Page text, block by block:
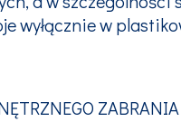
wyłącznie w